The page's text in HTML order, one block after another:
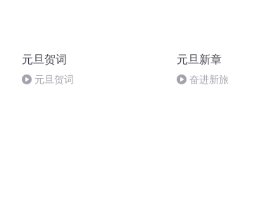
元旦贺词
元旦贺词
元旦新章
奋进新旅